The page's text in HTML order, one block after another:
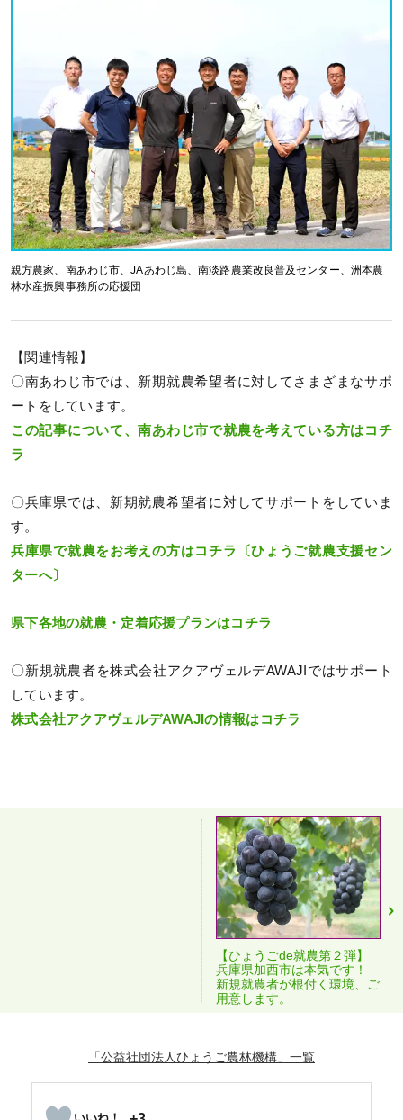
親方農家、南あわじ市、JAあわじ島、南淡路農業改良普及センター、洲本農
林水産振興事務所の応援団
【関連情報】
〇南あわじ市では、新期就農希望者に対してさまざまなサポ
ートをしています。
この記事について、南あわじ市で就農を考えている方はコチ
ラ
〇兵庫県では、新期就農希望者に対してサポートをしていま
す。
兵庫県で就農をお考えの方はコチラ〔ひょうご就農支援セン
ターへ〕
県下各地の就農・定着応援プランはコチラ
〇新規就農者を株式会社アクアヴェルデAWAJIではサポート
しています。
株式会社アクアヴェルデAWAJIの情報はコチラ
【ひょうごde就農第２弾】
兵庫県加西市は本気です！
新規就農者が根付く環境、ご
用意します。
「公益社団法人ひょうご農林機構」